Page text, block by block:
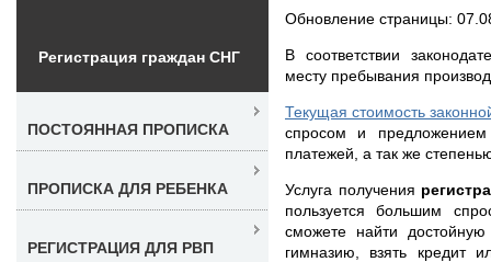
Обновление страницы:
В соответствии
месту пребывания
Текущая стоимость
спросом и
платежей, а так же
Услуга получения
пользуется большим
сможете найти
гимназию, взять кредит
Регистрация граждан СНГ
ПОСТОЯННАЯ ПРОПИСКА
ПРОПИСКА ДЛЯ РЕБЕНКА
РЕГИСТРАЦИЯ ДЛЯ РВП